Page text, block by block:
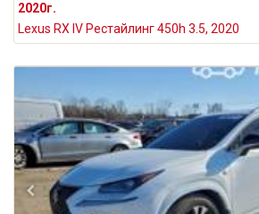
2020г.
Lexus RX IV Рестайлинг 450h 3.5, 2020